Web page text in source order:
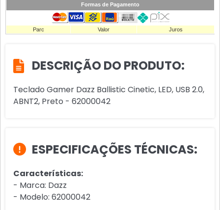
Formas de Pagamento
Parc Valor Juros
DESCRIÇÃO DO PRODUTO:
Teclado Gamer Dazz Ballistic Cinetic, LED, USB 2.0,
ABNT2, Preto - 62000042
ESPECIFICAÇÕES TÉCNICAS:
Características:
- Marca: Dazz
- Modelo: 62000042